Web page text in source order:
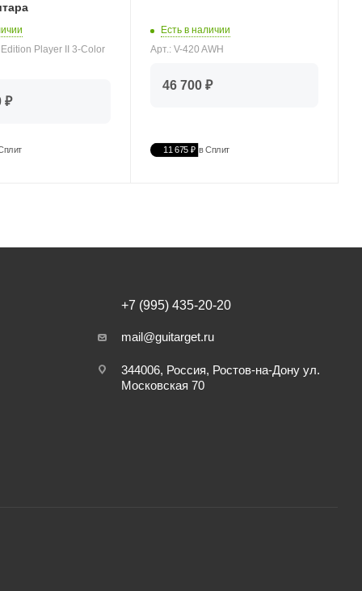
Player II 3-Color
₽
Есть в наличии
Арт.: V-420 AWH
46 700 ₽
11 675 ₽ в Сплит
+7 (995) 435-20-20
mail@guitarget.ru
344006, Россия, Ростов-на-Дону ул.
Московская 70